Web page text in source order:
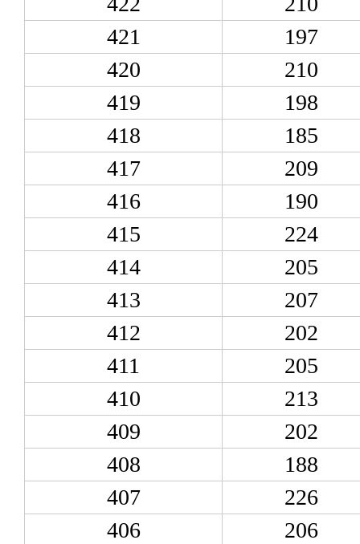
421
197
420
210
419
198
418
185
417
209
416
190
415
224
414
205
413
207
412
202
411
205
410
213
409
202
408
188
407
226
406
206